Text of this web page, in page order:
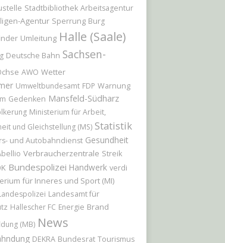
Stadtbibliothek Arbeitsagentur
Agentur Sperrung Burg
Umleitung Halle (Saale)
Deutsche Bahn Sachsen-
AWO Wetter
Umweltbundesamt FDP Warnung
Gedenken Mansfeld-Südharz
Ministerium für Arbeit,
und Gleichstellung (MS) Statistik
und Autobahndienst Gesundheit
Verbraucherzentrale Streik
Bundespolizei Handwerk verdi
für Inneres und Sport (MI)
Landesamt für
Hallescher FC Energie Brand
(MB) News
DEKRA Bundesrat Tourismus